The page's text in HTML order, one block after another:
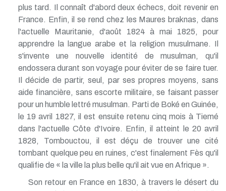
plus tard. Il connaît d'abord deux échecs, doit revenir en
France. Enfin, il se rend chez les Maures braknas, dans
l'actuelle Mauritanie, d'août 1824 à mai 1825, pour
apprendre la langue arabe et la religion musulmane. Il
s'invente une nouvelle identité de musulman, qu'il
endossera durant son voyage pour éviter de se faire tuer.
Il décide de partir, seul, par ses propres moyens, sans
aide financière, sans escorte militaire, se faisant passer
pour un humble lettré musulman. Parti de Boké en Guinée,
le 19 avril 1827, il est ensuite retenu cinq mois à Tiemé
dans l'actuelle Côte d'Ivoire. Enfin, il atteint le 20 avril
1828, Tombouctou, il est déçu de trouver une cité
tombant quelque peu en ruines, c'est finalement Fès qu'il
qualifie de « la ville la plus belle qu'il ait vue en Afrique ».
Son retour en France en 1830, à travers le désert du